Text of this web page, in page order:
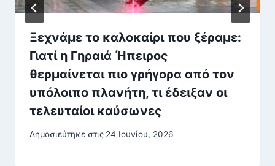
Ξεχνάμε το καλοκαίρι που ξέραμε:
Γιατί η Γηραιά Ήπειρος
θερμαίνεται πιο γρήγορα από τον
υπόλοιπο πλανήτη, τι έδειξαν οι
τελευταίοι καύσωνες
Δημοσιεύτηκε στις 24 Ιουνίου, 2026